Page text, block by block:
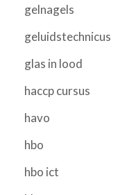
gelnagels
geluidstechnicus
glas in lood
haccp cursus
havo
hbo
hbo ict